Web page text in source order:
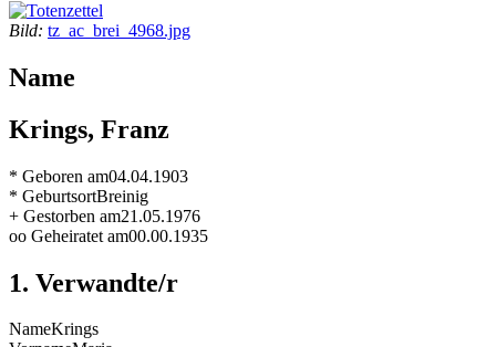
Bild: tz_ac_brei_4968.jpg
Name
Krings, Franz
* Geboren am04.04.1903
* GeburtsortBreinig
+ Gestorben am21.05.1976
oo Geheiratet am00.00.1935
1. Verwandte/r
NameKrings